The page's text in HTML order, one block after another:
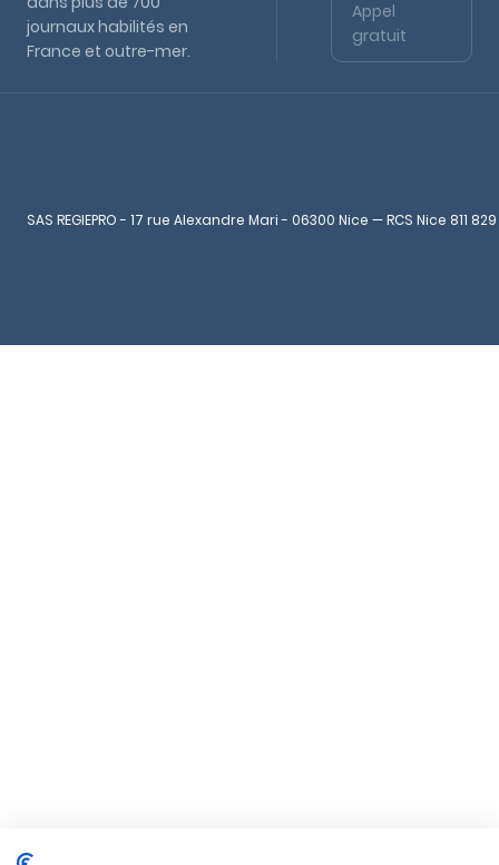
journaux habilités en
France et outre-mer.
Appel
gratuit
SAS REGIEPRO - 17 rue Alexandre Mari - 06300 Nice — RCS Nice 811